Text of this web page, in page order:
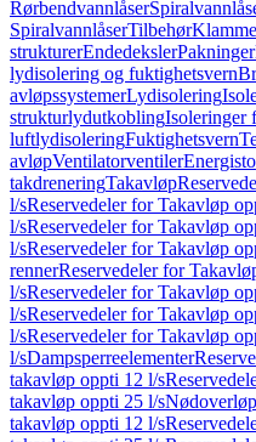
Rørbendvannlåser
SpiralvannlåserTilbehør
strukturerEndedekslerPakninger
lydisolering og fuktighetsvern
avløpssystemerLydisolering
strukturlydutkoblingIsoleringer
luftlydisoleringFuktighetsvern
avløpVentilatorventiler
takdreneringTakavløp
l/sReservedeler for Takavløp
l/sReservedeler for Takavløp
l/sReservedeler for Takavløp
rennerReservedeler for
l/sReservedeler for Takavløp
l/sReservedeler for Takavløp
l/sReservedeler for Takavløp
l/sDampsperreelementer
takavløp oppti 12 l/s
takavløp oppti 25 l/sNødoverløp
takavløp oppti 12 l/s